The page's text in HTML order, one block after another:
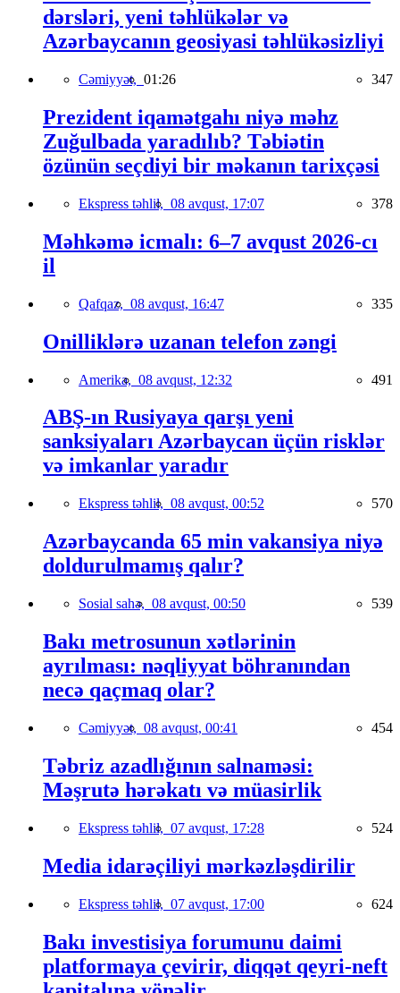
dərsləri, yeni təhlükələr və
Azərbaycanın geosiyasi təhlükəsizliyi
Cəmiyyət, 01:26 347
Prezident iqamətgahı niyə məhz
Zuğulbada yaradılıb? Təbiətin
özünün seçdiyi bir məkanın tarixçəsi
Ekspress təhlil, 08 avqust, 17:07 378
Məhkəmə icmalı: 6–7 avqust 2026-cı
il
Qafqaz, 08 avqust, 16:47 335
Onilliklərə uzanan telefon zəngi
Amerika, 08 avqust, 12:32 491
ABŞ-ın Rusiyaya qarşı yeni
sanksiyaları Azərbaycan üçün risklər
və imkanlar yaradır
Ekspress təhlil, 08 avqust, 00:52 570
Azərbaycanda 65 min vakansiya niyə
doldurulmamış qalır?
Sosial sahə, 08 avqust, 00:50 539
Bakı metrosunun xətlərinin
ayrılması: nəqliyyat böhranından
necə qaçmaq olar?
Cəmiyyət, 08 avqust, 00:41 454
Təbriz azadlığının salnaməsi:
Məşrutə hərəkatı və müasirlik
Ekspress təhlil, 07 avqust, 17:28 524
Media idarəçiliyi mərkəzləşdirilir
Ekspress təhlil, 07 avqust, 17:00 624
Bakı investisiya forumunu daimi
platformaya çevirir, diqqət qeyri-neft